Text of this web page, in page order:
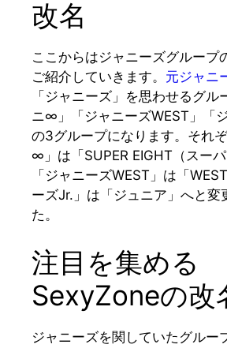
改名
ここからはジャニーズグループ
ご紹介していきます。 元ジャニ
「ジャニーズ」を思わせるグル
ニ∞」「ジャニーズWEST」「
の3グループになります。それ
∞」は「SUPER EIGHT（スー
「ジャニーズWEST」は「
ーズJr.」は「ジュニア」へと変
た。
注目を集める
SexyZoneの改
ジャニーズを関していたグルー